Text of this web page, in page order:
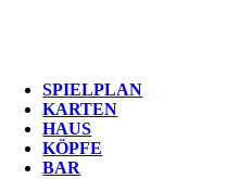
SPIELPLAN
KARTEN
HAUS
KÖPFE
BAR